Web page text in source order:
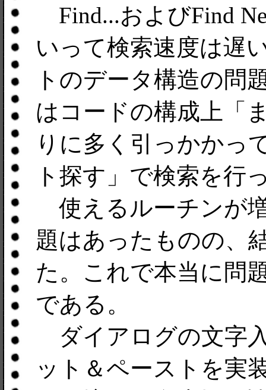
Find...およびFind
いって検索速度は遅
トのデータ構造の問
はコードの構成上「
りに多く引っかかっ
ト探す」で検索を行
使えるルーチンが
題はあったものの、
た。これで本当に問
である。
ダイアログの文字
ット＆ペーストを実